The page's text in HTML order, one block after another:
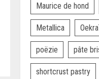
Maurice de hond
Metallica
poëzie pâte
shortcrust pastry